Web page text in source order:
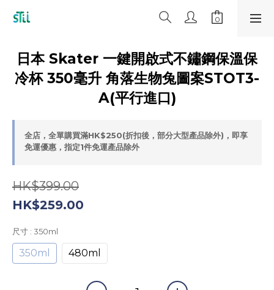
日本 Skater 一鍵開啟式不鏽鋼保溫保
冷杯 350毫升 角落生物兔圖案STOT3-
A(平行進口)
全店，全單購買滿HK$250(折扣後，部分大型產品除外)，即享
免運優惠，指定1件免運產品除外
HK$399.00
HK$259.00
尺寸 : 350ml
350ml 480ml